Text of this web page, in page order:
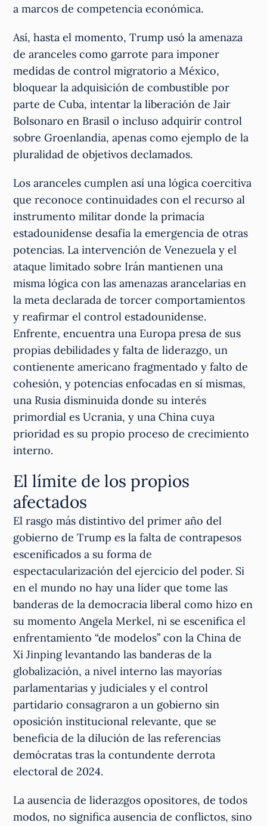
a marcos de competencia económica.
Así, hasta el momento, Trump usó la amenaza
de aranceles como garrote para imponer
medidas de control migratorio a México,
bloquear la adquisición de combustible por
parte de Cuba, intentar la liberación de Jair
Bolsonaro en Brasil o incluso adquirir control
sobre Groenlandia, apenas como ejemplo de la
pluralidad de objetivos declamados.
Los aranceles cumplen así una lógica coercitiva
que reconoce continuidades con el recurso al
instrumento militar donde la primacía
estadounidense desafía la emergencia de otras
potencias. La intervención de Venezuela y el
ataque limitado sobre Irán mantienen una
misma lógica con las amenazas arancelarias en
la meta declarada de torcer comportamientos
y reafirmar el control estadounidense.
Enfrente, encuentra una Europa presa de sus
propias debilidades y falta de liderazgo, un
contienente americano fragmentado y falto de
cohesión, y potencias enfocadas en sí mismas,
una Rusia disminuida donde su interés
primordial es Ucrania, y una China cuya
prioridad es su propio proceso de crecimiento
interno.
El límite de los propios
afectados
El rasgo más distintivo del primer año del
gobierno de Trump es la falta de contrapesos
escenificados a su forma de
espectacularización del ejercicio del poder. Si
en el mundo no hay una líder que tome las
banderas de la democracia liberal como hizo en
su momento Angela Merkel, ni se escenifica el
enfrentamiento “de modelos” con la China de
Xi Jinping levantando las banderas de la
globalización, a nivel interno las mayorías
parlamentarias y judiciales y el control
partidario consagraron a un gobierno sin
oposición institucional relevante, que se
beneficia de la dilución de las referencias
demócratas tras la contundente derrota
electoral de 2024.
La ausencia de liderazgos opositores, de todos
modos, no significa ausencia de conflictos, sino